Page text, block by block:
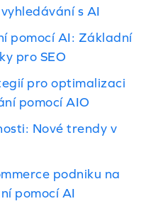
s AI
pomocí AI: Základní
pro SEO
pro optimalizaci
pomocí AIO
Nové trendy v
podniku na
pomocí AI